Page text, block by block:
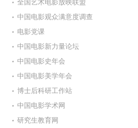
全国艺术电影放映联盟
中国电影观众满意度调查
电影党课
中国电影新力量论坛
中国电影史年会
中国电影美学年会
博士后科研工作站
中国电影学术网
研究生教育网